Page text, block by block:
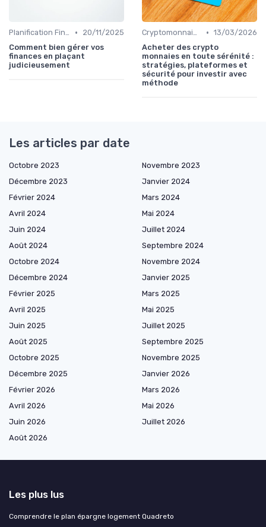
Planification Financière Personnelle •
20/11/2025
Comment bien gérer vos
finances en plaçant
judicieusement
Cryptomonnaies et Investissements Alternatifs • 13/03/2026
Acheter des crypto
monnaies en toute sérénité :
stratégies, plateformes et
sécurité pour investir avec
méthode
Les articles par date
Octobre 2023
Novembre 2023
Décembre 2023
Janvier 2024
Février 2024
Mars 2024
Avril 2024
Mai 2024
Juin 2024
Juillet 2024
Août 2024
Septembre 2024
Octobre 2024
Novembre 2024
Décembre 2024
Janvier 2025
Février 2025
Mars 2025
Avril 2025
Mai 2025
Juin 2025
Juillet 2025
Août 2025
Septembre 2025
Octobre 2025
Novembre 2025
Décembre 2025
Janvier 2026
Février 2026
Mars 2026
Avril 2026
Mai 2026
Juin 2026
Juillet 2026
Août 2026
Les plus lus
Comprendre le plan épargne logement Quadreto